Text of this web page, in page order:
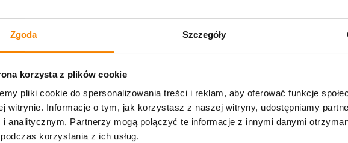
Zgoda Szczegóły
korzysta z plików cookie
pliki cookie do spersonalizowania treści i reklam, aby oferować funkcje
witrynie. Informacje o tym, jak korzystasz z naszej witryny, udostępniamy
i analitycznym. Partnerzy mogą połączyć te informacje z innymi danymi
korzystania z ich usług.
Potrzebujesz większą ilość?
Opis produktu
Opinie klientów